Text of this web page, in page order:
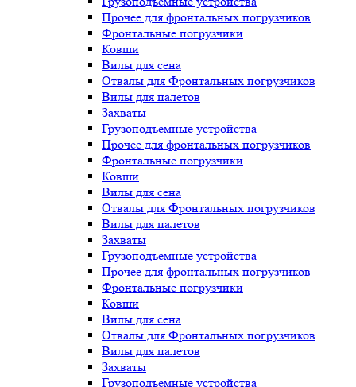
Прочее для фронтальных погрузчиков
Фронтальные погрузчики
Ковши
Вилы для сена
Отвалы для Фронтальных погрузчиков
Вилы для палетов
Захваты
Грузоподъемные устройства
Прочее для фронтальных погрузчиков
Фронтальные погрузчики
Ковши
Вилы для сена
Отвалы для Фронтальных погрузчиков
Вилы для палетов
Захваты
Грузоподъемные устройства
Прочее для фронтальных погрузчиков
Фронтальные погрузчики
Ковши
Вилы для сена
Отвалы для Фронтальных погрузчиков
Вилы для палетов
Захваты
Грузоподъемные устройства